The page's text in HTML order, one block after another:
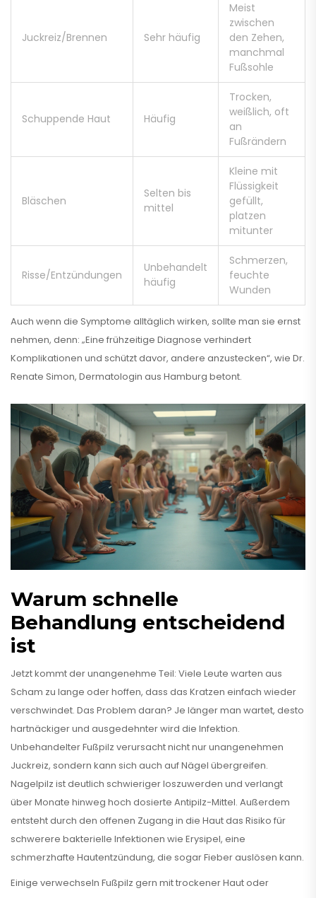
Juckreiz/Brennen Sehr häufig
Meist
zwischen
den Zehen,
manchmal
Fußsohle
Schuppende Haut Häufig
Trocken,
weißlich, oft
an
Fußrändern
Bläschen
Selten bis
mittel
Kleine mit
Flüssigkeit
gefüllt,
platzen
mitunter
Risse/Entzündungen
Unbehandelt
häufig
Schmerzen,
feuchte
Wunden
Auch wenn die Symptome alltäglich wirken, sollte man sie ernst
nehmen, denn: „Eine frühzeitige Diagnose verhindert
Komplikationen und schützt davor, andere anzustecken“, wie Dr.
Renate Simon, Dermatologin aus Hamburg betont.
Warum schnelle
Behandlung entscheidend
ist
Jetzt kommt der unangenehme Teil: Viele Leute warten aus
Scham zu lange oder hoffen, dass das Kratzen einfach wieder
verschwindet. Das Problem daran? Je länger man wartet, desto
hartnäckiger und ausgedehnter wird die Infektion.
Unbehandelter Fußpilz verursacht nicht nur unangenehmen
Juckreiz, sondern kann sich auch auf Nägel übergreifen.
Nagelpilz ist deutlich schwieriger loszuwerden und verlangt
über Monate hinweg hoch dosierte Antipilz-Mittel. Außerdem
entsteht durch den offenen Zugang in die Haut das Risiko für
schwerere bakterielle Infektionen wie Erysipel, eine
schmerzhafte Hautentzündung, die sogar Fieber auslösen kann.
Einige verwechseln Fußpilz gern mit trockener Haut oder